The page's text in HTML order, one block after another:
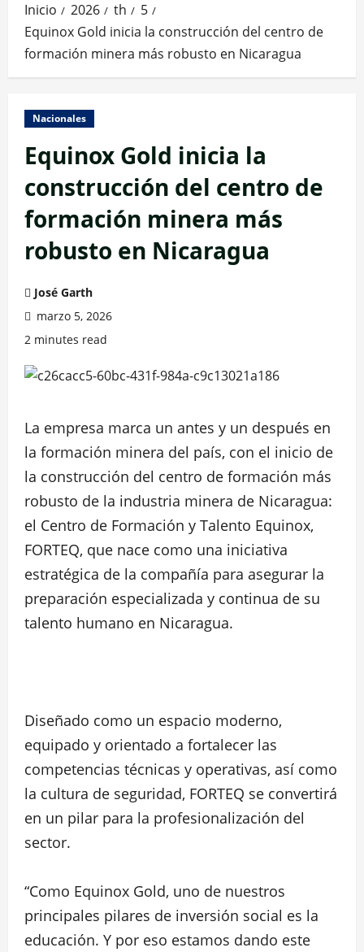
Inicio 2026 th
5
Equinox Gold inicia la construcción del centro de
formación minera más robusto en Nicaragua
Nacionales
Equinox Gold inicia la
construcción del centro de
formación minera más
robusto en Nicaragua
José Garth
marzo 5, 2026
2 minutes read
La empresa marca un antes y un después en
la formación minera del país, con el inicio de
la construcción del centro de formación más
robusto de la industria minera de Nicaragua:
el Centro de Formación y Talento Equinox,
FORTEQ, que nace como una iniciativa
estratégica de la compañía para asegurar la
preparación especializada y continua de su
talento humano en Nicaragua.
Diseñado como un espacio moderno,
equipado y orientado a fortalecer las
competencias técnicas y operativas, así como
la cultura de seguridad, FORTEQ se convertirá
en un pilar para la profesionalización del
sector.
“Como Equinox Gold, uno de nuestros
principales pilares de inversión social es la
educación. Y por eso estamos dando este